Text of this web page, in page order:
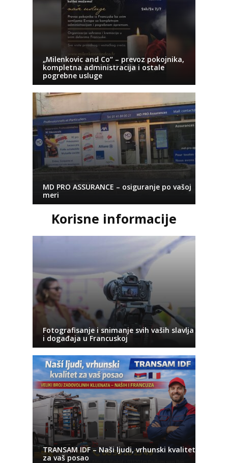
„Milenkovic and Co“ – prevoz pokojnika,
kompletna administracija i ostale
pogrebne usluge
MD PRO ASSURANCE – osiguranje po vašoj
meri
Korisne informacije
Fotografisanje i snimanje svih vaših slavlja
i događaja u Francuskoj
TRANSAM IDF – Naši ljudi, vrhunski kvalitet
za vaš posao